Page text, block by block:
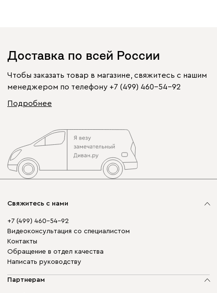
Доставка по всей России
Чтобы заказать товар в магазине, свяжитесь с нашим
менеджером по телефону +7 (499) 460-54-92
Подробнее
Свяжитесь с нами
+7 (499) 460-54-92
Видеоконсультация со специалистом
Контакты
Обращение в отдел качества
Написать руководству
Партнерам